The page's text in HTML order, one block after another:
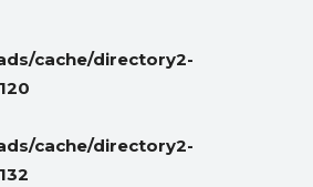
cache/directory2-
120
cache/directory2-
132